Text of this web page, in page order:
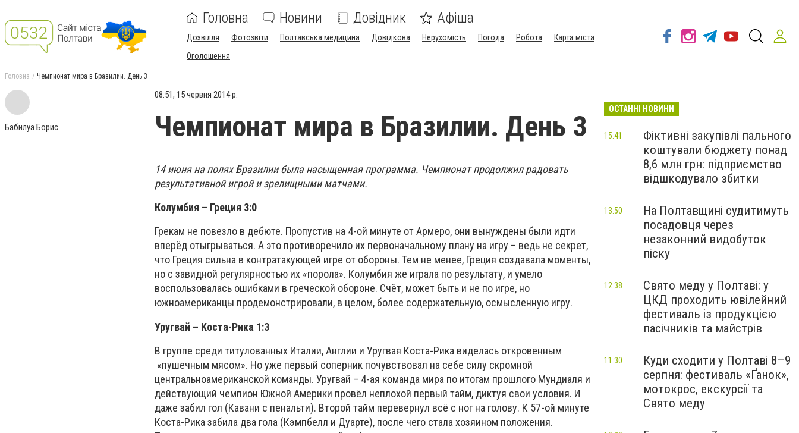
Головна Новини Довідник Афіша
Дозвілля Фотозвіти Полтавська медицина Довідкова Нерухомість Погода Робота
Карта міста
Оголошення
Головна Чемпионат мира в Бразилии. День 3
Бабилуа Борис
08:51, 15 червня 2014 р.
Чемпионат мира в Бразилии. День 3
14 июня на полях Бразилии была насыщенная программа. Чемпионат продолжил радовать
результативной игрой и зрелищными матчами.
Колумбия – Греция 3:0
Грекам не повезло в дебюте. Пропустив на 4-ой минуте от Армеро, они вынуждены были идти
вперёд отыгрываться. А это противоречило их первоначальному плану на игру – ведь не секрет,
что Греция сильна в контратакующей игре от обороны. Тем не менее, Греция создавала моменты,
но с завидной регулярностью их «порола». Колумбия же играла по результату, и умело
воспользовалась ошибками в греческой обороне. Счёт, может быть и не по игре, но
южноамериканцы продемонстрировали, в целом, более содержательную, осмысленную игру.
Уругвай – Коста-Рика 1:3
В группе среди титулованных Италии, Англии и Уругвая Коста-Рика виделась откровенным
«пушечным мясом». Но уже первый соперник почувствовал на себе силу скромной
центральноамериканской команды. Уругвай – 4-ая команда мира по итогам прошлого Мундиаля и
действующий чемпион Южной Америки провёл неплохой первый тайм, диктуя свои условия. И
даже забил гол (Кавани с пенальти). Второй тайм перевернул всё с ног на голову. К 57-ой минуте
Коста-Рика забила два гола (Кэмпбелл и Дуарте), после чего стала хозяином положения.
ОСТАННІ НОВИНИ
Фіктивні закупівлі пального
коштували бюджету понад
8,6 млн грн: підприємство
відшкодувало збитки
15:41
На Полтавщині судитимуть
посадовця через
незаконний видобуток
піску
13:50
Свято меду у Полтаві: у
ЦКД проходить ювілейний
фестиваль із продукцією
пасічників та майстрів
12:38
Куди сходити у Полтаві 8–9
серпня: фестиваль «Ґанок»,
мотокрос, екскурсії та
Свято меду
11:30